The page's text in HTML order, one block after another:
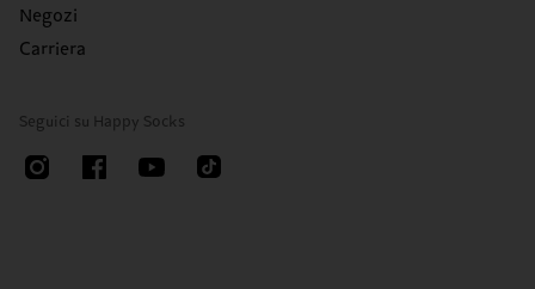
Negozi
Carriera
Seguici su Happy Socks